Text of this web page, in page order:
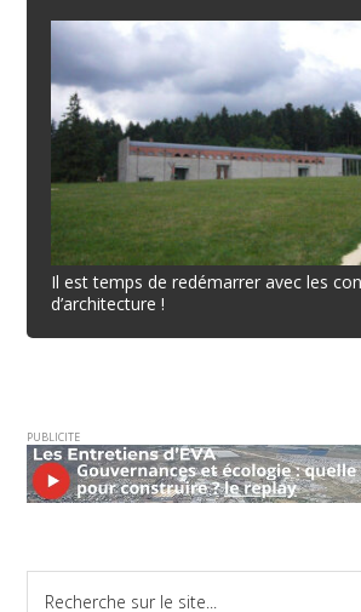
Il est temps de redémarrer avec les
d’architecture !
PUBLICITE